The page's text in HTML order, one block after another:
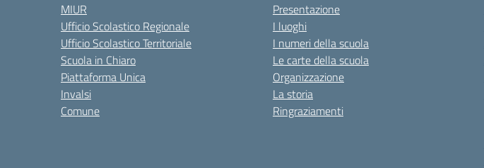
MIUR
Ufficio Scolastico Regionale
Ufficio Scolastico Territoriale
Scuola in Chiaro
Piattaforma Unica
Invalsi
Comune
Presentazione
I luoghi
I numeri della scuola
Le carte della scuola
Organizzazione
La storia
Ringraziamenti